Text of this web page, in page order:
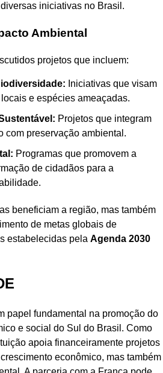
iniciativas no Brasil.
Ambiental
projetos que incluem:
Iniciativas que visam
e espécies ameaçadas.
Projetos que integram
com preservação ambiental.
Programas que promovem a
de cidadãos para a
beneficiam a região, mas também
de metas globais de
estabelecidas pela Agenda 2030
papel fundamental na promoção do
e social do Sul do Brasil. Como
apoia financeiramente projetos
econômico, mas também